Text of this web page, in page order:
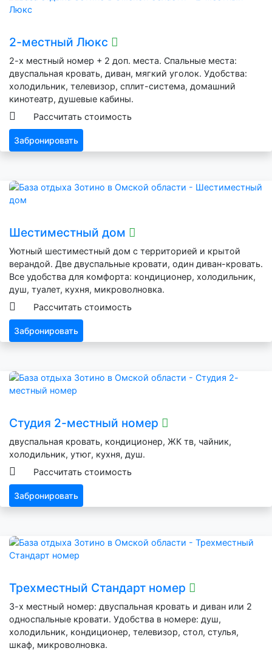
2-местный Люкс
2-х местный номер + 2 доп. места. Спальные места:
двуспальная кровать, диван, мягкий уголок. Удобства:
холодильник, телевизор, сплит-система, домашний
кинотеатр, душевые кабины.
Рассчитать стоимость
Забронировать
Шестиместный дом
Уютный шестиместный дом с территорией и крытой
верандой. Две двуспальные кровати, один диван-кровать.
Все удобства для комфорта: кондиционер, холодильник,
душ, туалет, кухня, микроволновка.
Рассчитать стоимость
Забронировать
Студия 2-местный номер
двуспальная кровать, кондиционер, ЖК тв, чайник,
холодильник, утюг, кухня, душ.
Рассчитать стоимость
Забронировать
Трехместный Стандарт номер
3-х местный номер: двуспальная кровать и диван или 2
односпальные кровати. Удобства в номере: душ,
холодильник, кондиционер, телевизор, стол, стулья,
шкаф, микроволновка.